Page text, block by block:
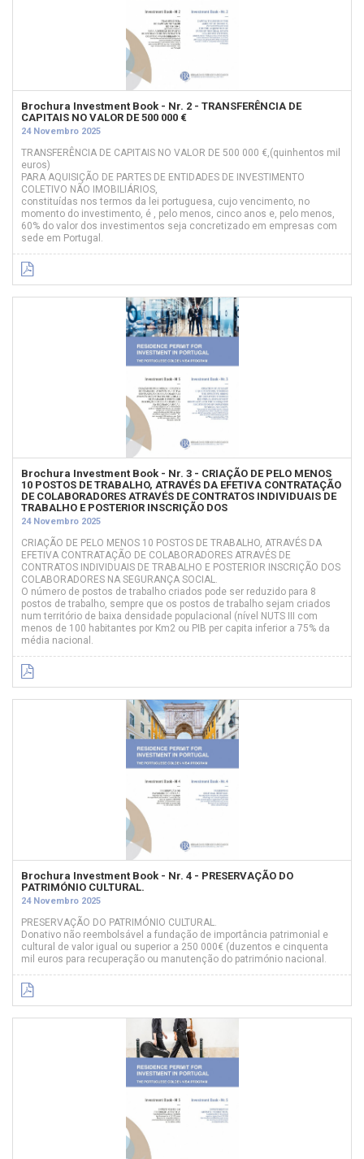
Brochura Investment Book - Nr. 2 - TRANSFERÊNCIA DE
CAPITAIS NO VALOR DE 500 000 €
24 Novembro 2025
TRANSFERÊNCIA DE CAPITAIS NO VALOR DE 500 000 €,(quinhentos mil
euros)
PARA AQUISIÇÃO DE PARTES DE ENTIDADES DE INVESTIMENTO
COLETIVO NÃO IMOBILIÁRIOS,
constituídas nos termos da lei portuguesa, cujo vencimento, no
momento do investimento, é , pelo menos, cinco anos e, pelo menos,
60% do valor dos investimentos seja concretizado em empresas com
sede em Portugal.
Brochura Investment Book - Nr. 3 - CRIAÇÃO DE PELO MENOS
10 POSTOS DE TRABALHO, ATRAVÉS DA EFETIVA CONTRATAÇÃO
DE COLABORADORES ATRAVÉS DE CONTRATOS INDIVIDUAIS DE
TRABALHO E POSTERIOR INSCRIÇÃO DOS
24 Novembro 2025
CRIAÇÃO DE PELO MENOS 10 POSTOS DE TRABALHO, ATRAVÉS DA
EFETIVA CONTRATAÇÃO DE COLABORADORES ATRAVÉS DE
CONTRATOS INDIVIDUAIS DE TRABALHO E POSTERIOR INSCRIÇÃO DOS
COLABORADORES NA SEGURANÇA SOCIAL.
O número de postos de trabalho criados pode ser reduzido para 8
postos de trabalho, sempre que os postos de trabalho sejam criados
num território de baixa densidade populacional (nível NUTS III com
menos de 100 habitantes por Km2 ou PIB per capita inferior a 75% da
média nacional.
Brochura Investment Book - Nr. 4 - PRESERVAÇÃO DO
PATRIMÓNIO CULTURAL.
24 Novembro 2025
PRESERVAÇÃO DO PATRIMÓNIO CULTURAL.
Donativo não reembolsável a fundação de importância patrimonial e
cultural de valor igual ou superior a 250 000€ (duzentos e cinquenta
mil euros para recuperação ou manutenção do património nacional.